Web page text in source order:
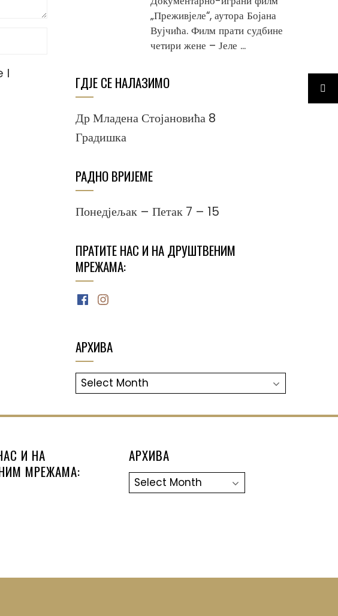
I
„Преживјеле“, аутора Бојана
Вујчића. Филм прати судбине
четири жене – Јеле ...
ГДЈЕ СЕ НАЛАЗИМО
Др Младена Стојановића 8
Градишка
РАДНО ВРИЈЕМЕ
Понедјељак – Петак 7 – 15
ПРАТИТЕ НАС И НА ДРУШТВЕНИМ
МРЕЖАМА:
Facebook
Instagram
АРХИВА
АРХИВА
И НА
МРЕЖАМА:
АРХИВА
Архива